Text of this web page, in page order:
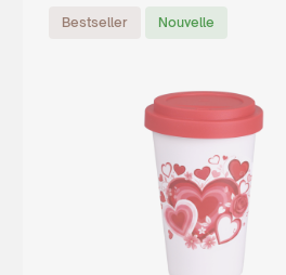
Bestseller Nouvelle